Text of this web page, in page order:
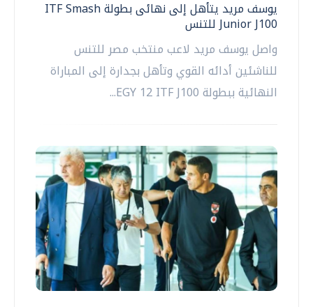
يوسف مريد يتأهل إلى نهائى بطولة ITF Smash
Junior J100 للتنس
واصل يوسف مريد لاعب منتخب مصر للتنس
للناشئين أدائه القوي وتأهل بجدارة إلى المباراة
النهائية ببطولة EGY 12 ITF J100...